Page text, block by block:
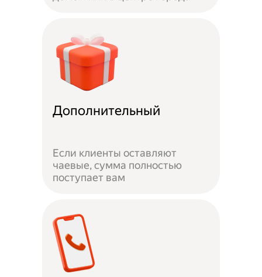
Дополнительный
Если клиенты оставляют
чаевые, сумма полностью
поступает вам